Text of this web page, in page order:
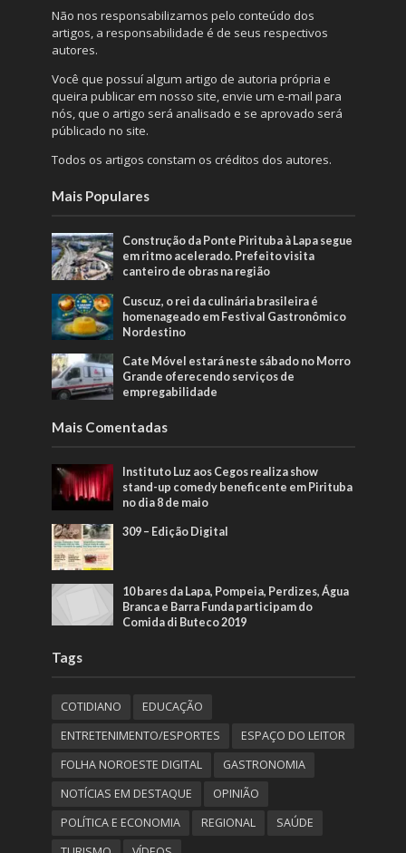
Não nos responsabilizamos pelo conteúdo dos
artigos, a responsabilidade é de seus respectivos
autores.
Você que possuí algum artigo de autoria própria e
queira publicar em nosso site, envie um e-mail para
nós, que o artigo será analisado e se aprovado será
públicado no site.
Todos os artigos constam os créditos dos autores.
Mais Populares
Construção da Ponte Pirituba à Lapa segue
em ritmo acelerado. Prefeito visita
canteiro de obras na região
Cuscuz, o rei da culinária brasileira é
homenageado em Festival Gastronômico
Nordestino
Cate Móvel estará neste sábado no Morro
Grande oferecendo serviços de
empregabilidade
Mais Comentadas
Instituto Luz aos Cegos realiza show
stand-up comedy beneficente em Pirituba
no dia 8 de maio
309 – Edição Digital
10 bares da Lapa, Pompeia, Perdizes, Água
Branca e Barra Funda participam do
Comida di Buteco 2019
Tags
COTIDIANO
EDUCAÇÃO
ENTRETENIMENTO/ESPORTES
ESPAÇO DO LEITOR
FOLHA NOROESTE DIGITAL
GASTRONOMIA
NOTÍCIAS EM DESTAQUE
OPINIÃO
POLÍTICA E ECONOMIA
REGIONAL
SAÚDE